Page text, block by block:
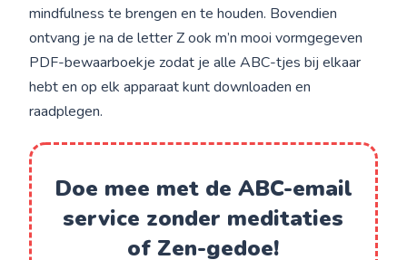
mindfulness te brengen en te houden. Bovendien
ontvang je na de letter Z ook m’n mooi vormgegeven
PDF-bewaarboekje zodat je alle ABC-tjes bij elkaar
hebt en op elk apparaat kunt downloaden en
raadplegen.
Doe mee met de ABC-email
service zonder meditaties
of Zen-gedoe!